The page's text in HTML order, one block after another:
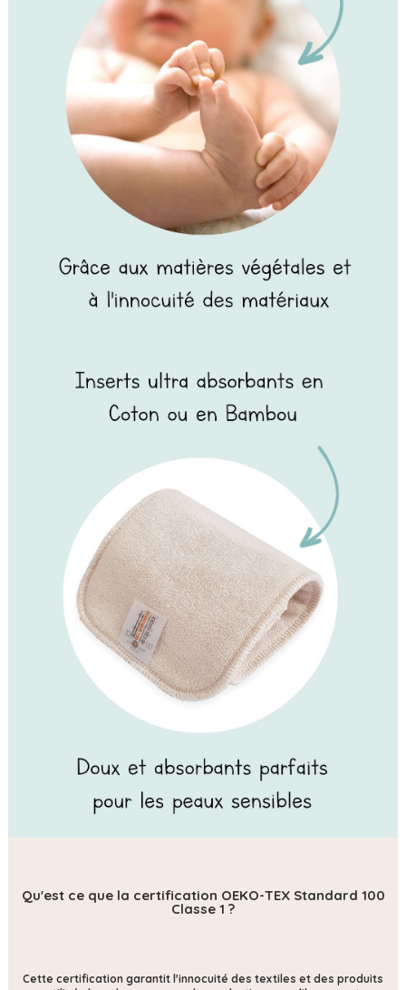
Qu'est ce que la certification OEKO-TEX Standard 100
Classe 1 ?
Cette certification garantit l'innocuité des textiles et des produits